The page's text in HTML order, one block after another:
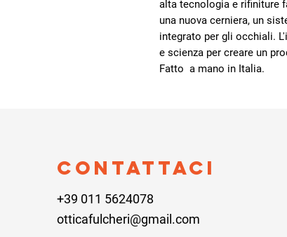
alta tecnologia e rifiniture
una nuova cerniera, un
integrato per gli occhiali.
e scienza per creare un
Fatto a mano in Italia.
Contattaci
+39 011 5624078
otticafulcheri@gmail.com